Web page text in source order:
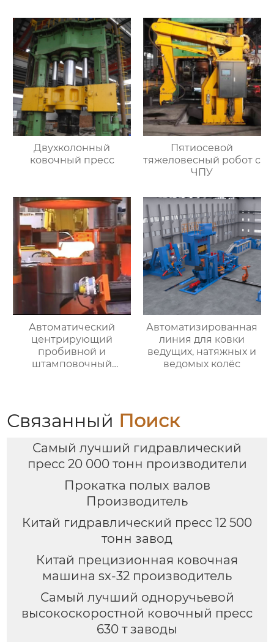
Двухколонный
ковочный пресс
Пятиосевой
тяжеловесный робот с
ЧПУ
Автоматический
центрирующий
пробивной и
штамповочный
Автоматизированная
линия для ковки
ведущих, натяжных и
ведомых колёс
Связанный Поиск
Самый лучший гидравлический
пресс 20 000 тонн производители
Прокатка полых валов
Производитель
Китай гидравлический пресс 12 500
тонн завод
Китай прецизионная ковочная
машина sx-32 производитель
Самый лучший одноручьевой
высокоскоростной ковочный пресс
630 т заводы